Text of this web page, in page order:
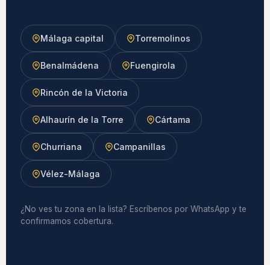
Málaga capital Torremolinos
Benalmádena Fuengirola
Rincón de la Victoria
Alhaurín de la Torre Cártama
Churriana Campanillas
Vélez-Málaga
¿No ves tu zona en la lista? Escríbenos por WhatsApp y te
confirmamos cobertura.